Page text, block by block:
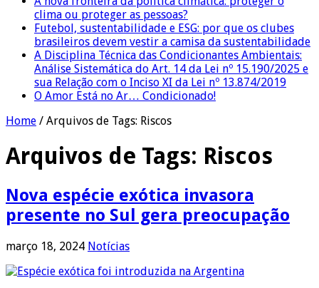
clima ou proteger as pessoas?
Futebol, sustentabilidade e ESG: por que os clubes
brasileiros devem vestir a camisa da sustentabilidade
A Disciplina Técnica das Condicionantes Ambientais:
Análise Sistemática do Art. 14 da Lei nº 15.190/2025 e
sua Relação com o Inciso XI da Lei nº 13.874/2019
O Amor Está no Ar… Condicionado!
Home / Arquivos de Tags: Riscos
Arquivos de Tags: Riscos
Nova espécie exótica invasora
presente no Sul gera preocupação
março 18, 2024 Notícias